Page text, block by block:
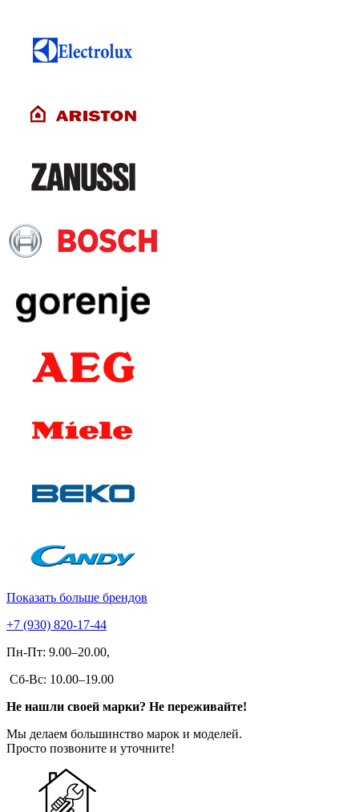
Показать больше брендов
+7 (930) 820-17-44
Пн-Пт: 9.00–20.00,
Сб-Вс: 10.00–19.00
Не нашли своей марки? Не переживайте!
Мы делаем большинство марок и моделей.
Просто позвоните и уточните!